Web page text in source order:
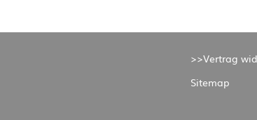
>>Vertrag
Sitemap